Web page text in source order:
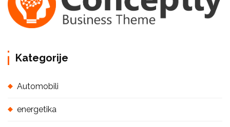
Kategorije
Automobili
energetika